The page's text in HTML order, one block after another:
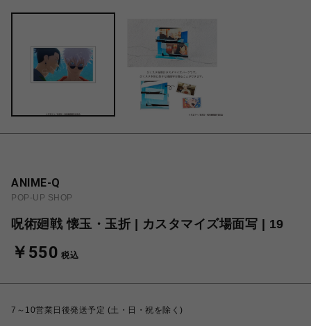
ANIME-Q
POP-UP SHOP
呪術廻戦 懐玉・玉折 | カスタマイズ場面写 | 19
￥550 税込
7～10営業日後発送予定 (土・日・祝を除く)